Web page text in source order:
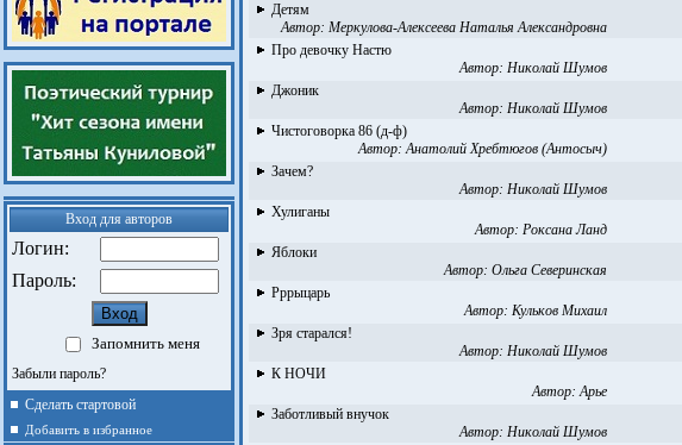
Вход для авторов
Логин:
Пароль:
Запомнить меня
Забыли пароль?
Сделать стартовой
Добавить в избранное
Детям
Автор: Меркулова-Алексеева Наталья Александровна
Про девочку Настю
Автор: Николай Шумов
Джоник
Автор: Николай Шумов
Чистоговорка 86 (д-ф)
Автор:Анатолий Хребтюгов (Антосыч)
Зачем?
Автор: Николай Шумов
Хулиганы
Автор: Роксана Ланд
Яблоки
Автор: Ольга Северинская
Рррыцарь
Автор: Кульков Михаил
Зря старался!
Автор: Николай Шумов
К НОЧИ
Автор:Арье
Заботливый внучок
Автор: Николай Шумов